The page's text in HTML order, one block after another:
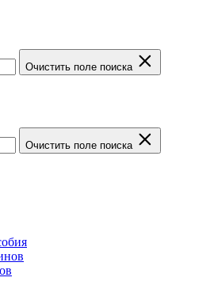
Очистить поле поиска
Очистить поле поиска